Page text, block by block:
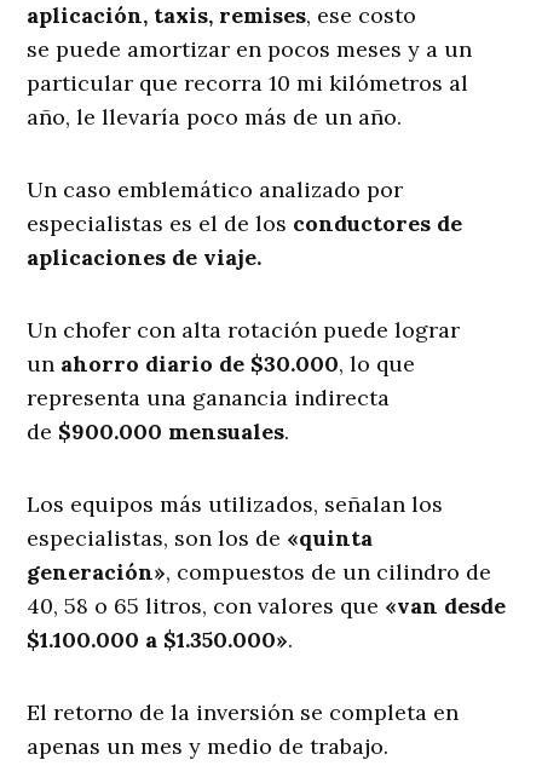
aplicación, taxis, remises, ese costo
se puede amortizar en pocos meses y a un
particular que recorra 10 mi kilómetros al
año, le llevaría poco más de un año.
Un caso emblemático analizado por
especialistas es el de los conductores de
aplicaciones de viaje.
Un chofer con alta rotación puede lograr
un ahorro diario de $30.000, lo que
representa una ganancia indirecta
de $900.000 mensuales.
Los equipos más utilizados, señalan los
especialistas, son los de «quinta
generación», compuestos de un cilindro de
40, 58 o 65 litros, con valores que «van desde
$1.100.000 a $1.350.000».
El retorno de la inversión se completa en
apenas un mes y medio de trabajo.